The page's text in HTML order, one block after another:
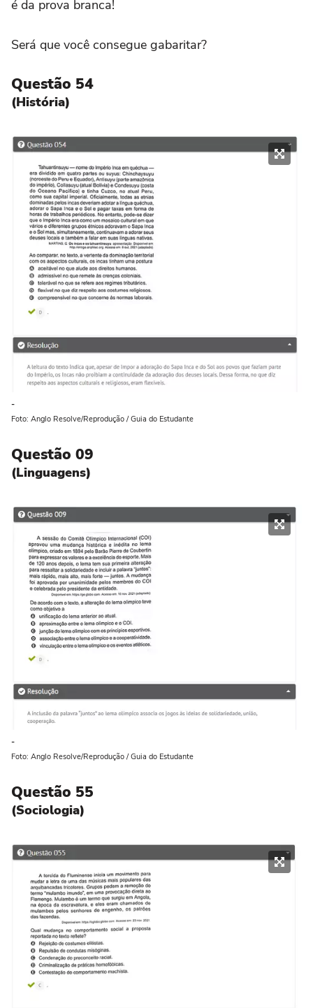
é da prova branca!
Será que você consegue gabaritar?
Questão 54
(História)
-
Foto: Anglo Resolve/Reprodução / Guia do Estudante
Questão 09
(Linguagens)
-
Foto: Anglo Resolve/Reprodução / Guia do Estudante
Questão 55
(Sociologia)